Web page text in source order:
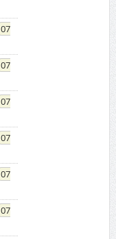
07
07
07
07
07
07